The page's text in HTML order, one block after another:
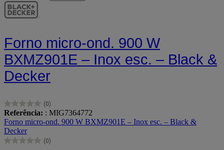
Forno micro-ond. 900 W
BXMZ901E – Inox esc. – Black &
Decker
(0)
0.0
em
5
estrelas.
Referência: : MIG7364772
Forno micro-ond. 900 W BXMZ901E – Inox esc. – Black &
Decker
(0)
0.0